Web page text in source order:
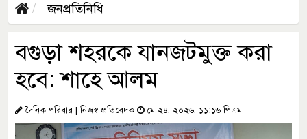
জনপ্রতিনিধি
বগুড়া শহরকে যানজটমুক্ত করা
হবে: শাহে আলম
দৈনিক পরিবার | নিজস্ব প্রতিবেদক মে ২৪, ২০২৬, ১১:১৬ পিএম